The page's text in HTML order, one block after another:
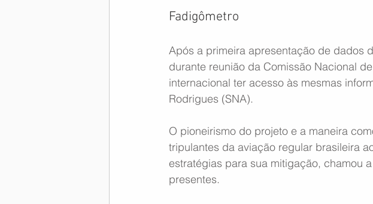
Fadigômetro
Após a primeira apresentação de dados
durante reunião da Comissão Nacional
internacional ter acesso às mesmas
Rodrigues (SNA).
O pioneirismo do projeto e a maneira
tripulantes da aviação regular brasileira
estratégias para sua mitigação, chamou
presentes.